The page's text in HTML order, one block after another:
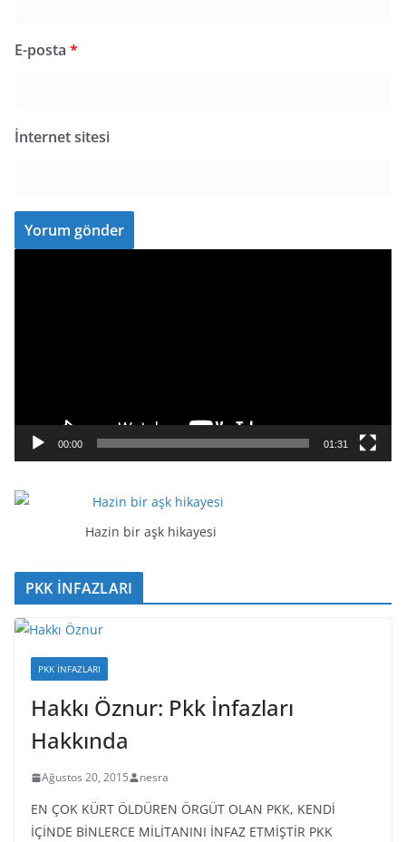
E-posta *
İnternet sitesi
t
ı
c
00:00 01:31
Hazin bir aşk hikayesi
PKK İNFAZLARI
PKK İNFAZLARI
Hakkı Öznur: Pkk İnfazları
Hakkında
Ağustos 20, 2015 nesra
EN ÇOK KÜRT ÖLDÜREN ÖRGÜT OLAN PKK, KENDİ
İÇİNDE BİNLERCE MİLİTANINI İNFAZ ETMİŞTİR PKK